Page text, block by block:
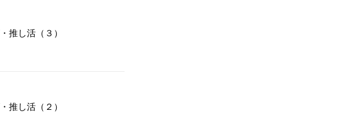
推し活（３）
推し活（２）